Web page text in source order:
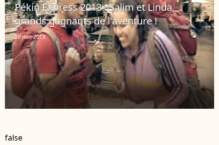
Pékin Express 2013 : Salim et Linda,
grands gagnants de l'aventure !
20 juin 2013
false